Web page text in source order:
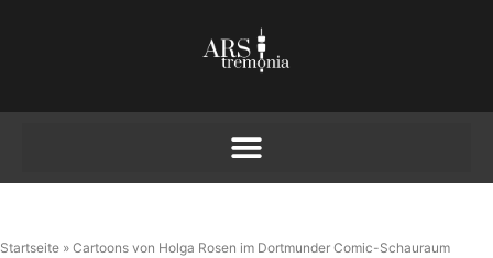
Startseite » Cartoons von Holga Rosen im Dortmunder Comic-Schauraum